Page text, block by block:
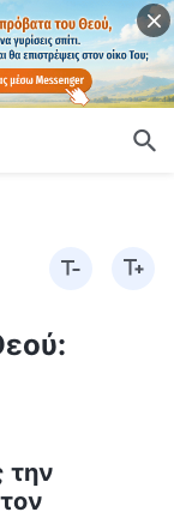
την